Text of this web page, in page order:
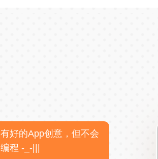
有好的App创意，但不会
编程 -_-|||